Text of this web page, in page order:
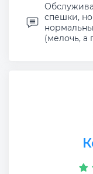
спешки, но
(мелочь, а